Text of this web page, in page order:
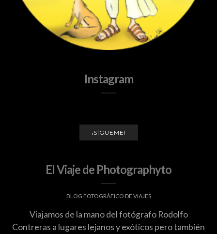
Instagram
¡SÍGUEME!
El Viaje de Photographyto
BLOG FOTOGRÁFICO DE VIAJES
Viajamos de la mano del fotógrafo Rodolfo
Contreras a lugares lejanos y exóticos pero también